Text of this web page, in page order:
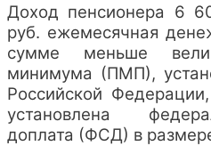
Доход пенсионера 6
руб. ежемесячная
сумме меньше
минимума (ПМП),
Российской
установлена
доплата (ФСД) в